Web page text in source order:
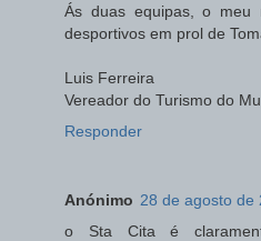
Ás duas equipas, o meu
desportivos em prol de
Luis Ferreira
Vereador do Turismo do
Responder
Anónimo 28 de agosto de
o Sta Cita é